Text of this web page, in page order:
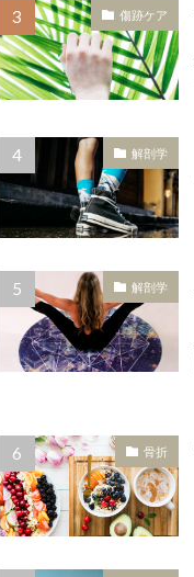
傷跡ケア
解剖学
解剖学
骨折